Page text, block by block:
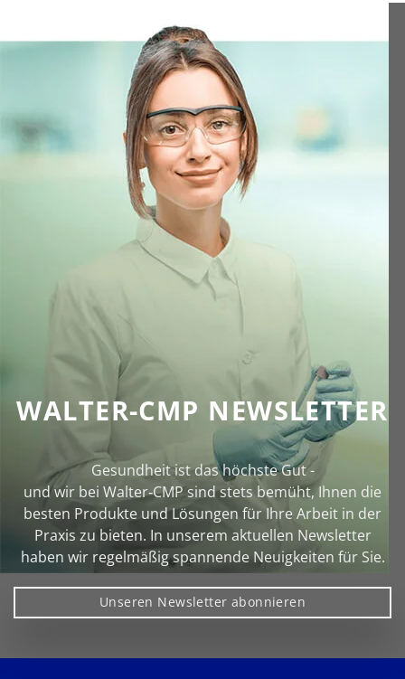
WALTER-CMP NEWSLETTER
Gesundheit ist das höchste Gut -
und wir bei Walter‑CMP sind stets bemüht, Ihnen die
besten Produkte und Lösungen für Ihre Arbeit in der
Praxis zu bieten. In unserem aktuellen Newsletter
haben wir regelmäßig spannende Neuigkeiten für Sie.
Unseren Newsletter abonnieren